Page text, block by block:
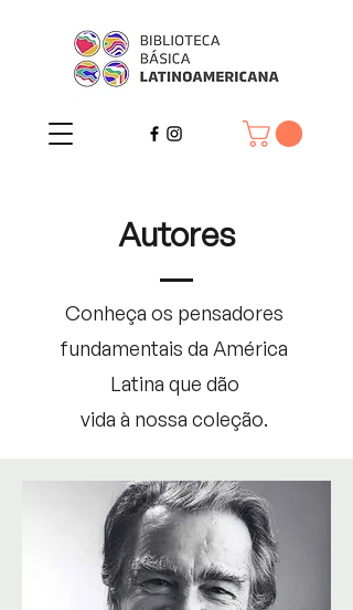
Autores
Conheça os pensadores
fundamentais da América
Latina que dão
vida à nossa coleção.